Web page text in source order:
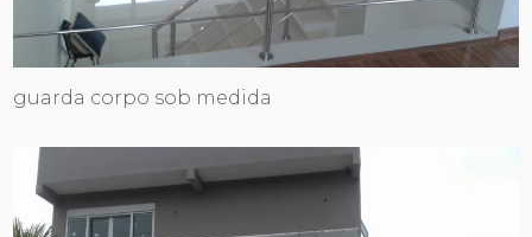
guarda corpo sob medida